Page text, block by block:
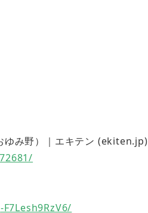
ゆみ野）｜エキテン (ekiten.jp)